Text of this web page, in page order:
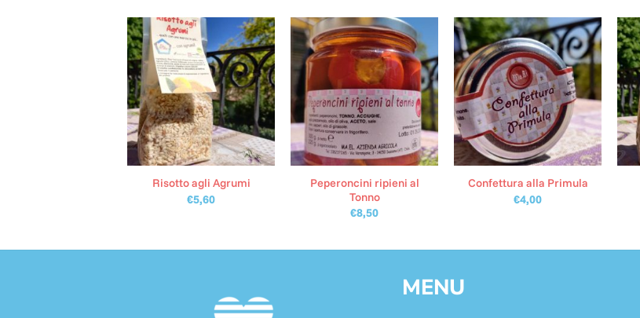
Risotto agli Agrumi
€5,60
Peperoncini ripieni al
Tonno
€8,50
Confettura alla Primula
€4,00
MENU